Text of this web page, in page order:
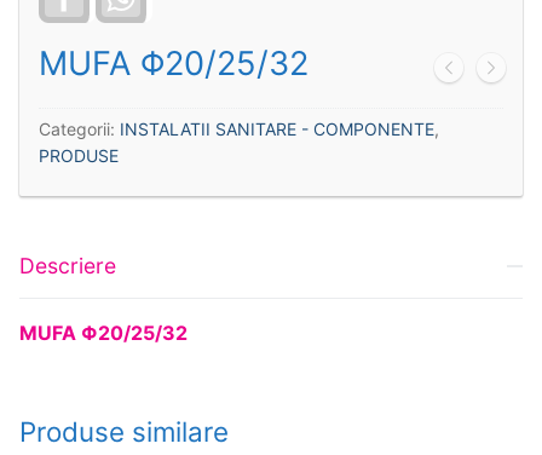
MUFA Φ20/25/32
Categorii: INSTALATII SANITARE - COMPONENTE,
PRODUSE
Descriere
MUFA Φ20/25/32
Produse similare